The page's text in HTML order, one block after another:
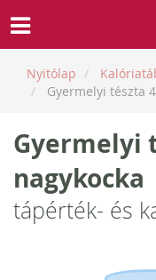
Nyitólap
Gyermelyi tészta
Gyermelyi
nagykocka
tápérték- és